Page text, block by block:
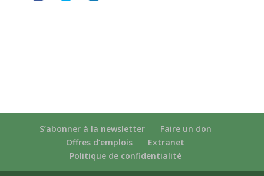
S’abonner à la newsletter
Faire un don
Offres d’emplois
Extranet
Politique de confidentialité